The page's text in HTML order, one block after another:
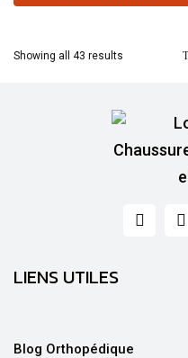
Showing all 43 results
LIENS UTILES
Blog Orthopédique